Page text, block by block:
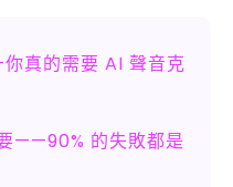
真的需要 AI 聲音克
——90% 的失敗都是